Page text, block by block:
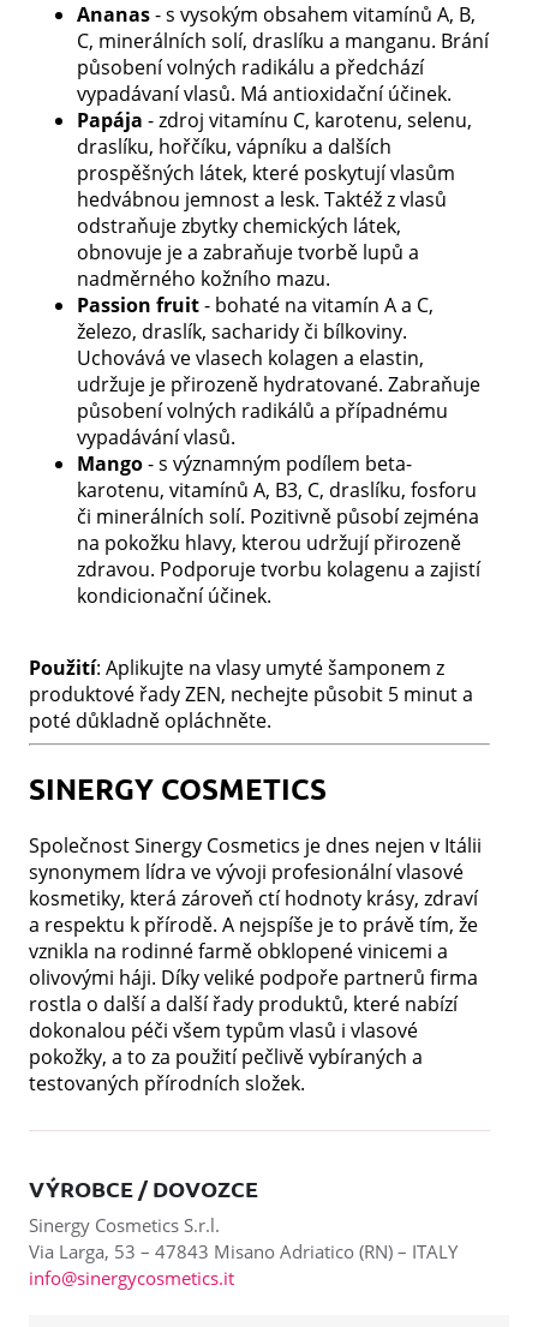
Ananas- s vysokým obsahem vitamínů A, B,
C, minerálních solí, draslíku a manganu. Brání
působení volných radikálu a předchází
vypadávaní vlasů. Má antioxidační účinek.
Papája - zdroj vitamínu C, karotenu, selenu,
draslíku, hořčíku, vápníku a dalších
prospěšných látek, které poskytují vlasům
hedvábnou jemnost a lesk. Taktéž z vlasů
odstraňuje zbytky chemických látek,
obnovuje je a zabraňuje tvorbě lupů a
nadměrného kožního mazu.
Passion fruit- bohaté na vitamín A a C,
železo, draslík, sacharidy či bílkoviny.
Uchovává ve vlasech kolagen a elastin,
udržuje je přirozeně hydratované. Zabraňuje
působení volných radikálů a případnému
vypadávání vlasů.
Mango- s významným podílem beta-
karotenu, vitamínů A, B3, C, draslíku, fosforu
či minerálních solí. Pozitivně působí zejména
na pokožku hlavy, kterou udržují přirozeně
zdravou. Podporuje tvorbu kolagenu a zajistí
kondicionační účinek.
Použití: Aplikujte na vlasy umyté šamponem z
produktové řady ZEN, nechejte působit 5 minut a
poté důkladně opláchněte.
SINERGY COSMETICS
Společnost Sinergy Cosmetics je dnes nejen v Itálii
synonymem lídra ve vývoji profesionální vlasové
kosmetiky, která zároveň ctí hodnoty krásy, zdraví
a respektu k přírodě. A nejspíše je to právě tím, že
vznikla na rodinné farmě obklopené vinicemi a
olivovými háji. Díky veliké podpoře partnerů firma
rostla o další a další řady produktů, které nabízí
dokonalou péči všem typům vlasů i vlasové
pokožky, a to za použití pečlivě vybíraných a
testovaných přírodních složek.
VÝROBCE / DOVOZCE
Sinergy Cosmetics S.r.l.
Via Larga, 53 – 47843 Misano Adriatico (RN) – ITALY
info@sinergycosmetics.it